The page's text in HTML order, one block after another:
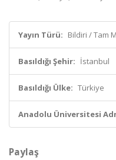
Yayın Türü: Bildiri / Tam
Basıldığı Şehir: İstanbul
Basıldığı Ülke: Türkiye
Anadolu Üniversitesi
Paylaş